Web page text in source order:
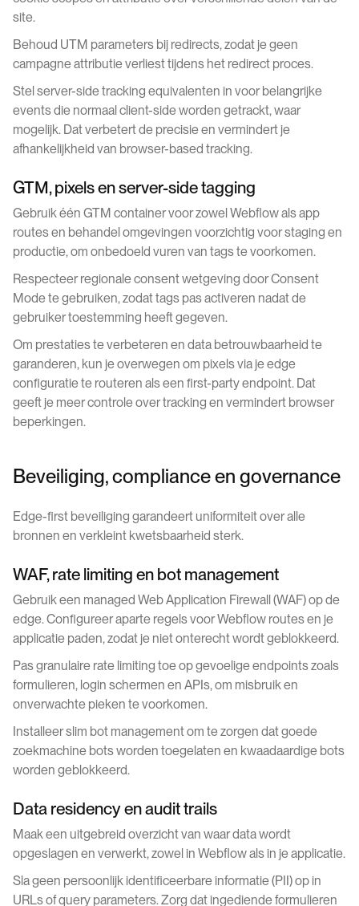
site.
Behoud UTM parameters bij redirects, zodat je geen
campagne attributie verliest tijdens het redirect proces.
Stel server-side tracking equivalenten in voor belangrijke
events die normaal client-side worden getrackt, waar
mogelijk. Dat verbetert de precisie en vermindert je
afhankelijkheid van browser-based tracking.
GTM, pixels en server-side tagging
Gebruik één GTM container voor zowel Webflow als app
routes en behandel omgevingen voorzichtig voor staging en
productie, om onbedoeld vuren van tags te voorkomen.
Respecteer regionale consent wetgeving door Consent
Mode te gebruiken, zodat tags pas activeren nadat de
gebruiker toestemming heeft gegeven.
Om prestaties te verbeteren en data betrouwbaarheid te
garanderen, kun je overwegen om pixels via je edge
configuratie te routeren als een first-party endpoint. Dat
geeft je meer controle over tracking en vermindert browser
beperkingen.
Beveiliging, compliance en governance
Edge-first beveiliging garandeert uniformiteit over alle
bronnen en verkleint kwetsbaarheid sterk.
WAF, rate limiting en bot management
Gebruik een managed Web Application Firewall (WAF) op de
edge. Configureer aparte regels voor Webflow routes en je
applicatie paden, zodat je niet onterecht wordt geblokkeerd.
Pas granulaire rate limiting toe op gevoelige endpoints zoals
formulieren, login schermen en APIs, om misbruik en
onverwachte pieken te voorkomen.
Installeer slim bot management om te zorgen dat goede
zoekmachine bots worden toegelaten en kwaadaardige bots
worden geblokkeerd.
Data residency en audit trails
Maak een uitgebreid overzicht van waar data wordt
opgeslagen en verwerkt, zowel in Webflow als in je applicatie.
Sla geen persoonlijk identificeerbare informatie (PII) op in
URLs of query parameters. Zorg dat ingediende formulieren